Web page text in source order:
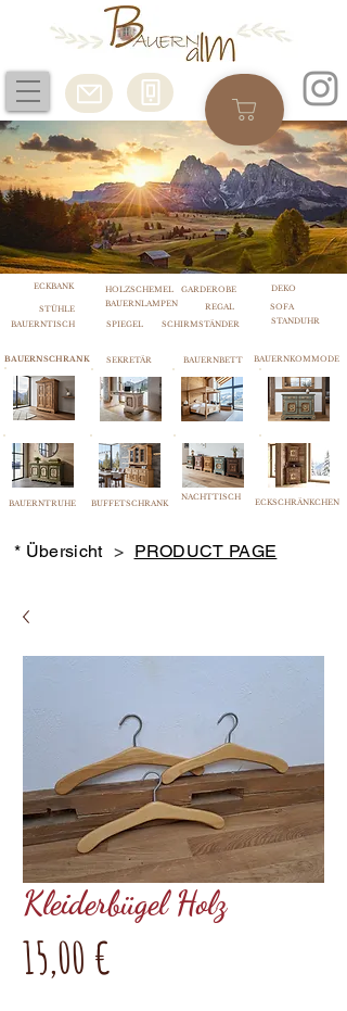
BAUERNTISCH SPIEGEL SCHIRMSTÄNDER
BAUERNSCHRANK SEKRETÄR
BAUERNTRUHE BUFFETSCHRANK
BAUERNBETT
NACHTTISCH
STANDUHR
BAUERNKOMMODE
ECKSCHRÄNKCHEN
* Übersicht > PRODUCT PAGE
BAUERNLAMPEN REGAL SOFA
ECKBANK
STÜHLE
HOLZSCHEMEL GARDEROBE DEKO
Kleiderbügel Holz
15,00 €